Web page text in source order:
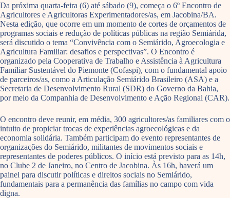
Da próxima quarta-feira (6) até sábado (9), começa o 6º Encontro de
Agricultores e Agricultoras Experimentadores/as, em Jacobina/BA.
Nesta edição, que ocorre em um momento de cortes de orçamentos de
programas sociais e redução de políticas públicas na região Semiárida,
será discutido o tema “Convivência com o Semiárido, Agroecologia e
Agricultura Familiar: desafios e perspectivas”. O Encontro é
organizado pela Cooperativa de Trabalho e Assistência à Agricultura
Familiar Sustentável do Piemonte (Cofaspi), com o fundamental apoio
de parceiros/as, como a Articulação Semiárido Brasileiro (ASA) e a
Secretaria de Desenvolvimento Rural (SDR) do Governo da Bahia,
por meio da Companhia de Desenvolvimento e Ação Regional (CAR).
O encontro deve reunir, em média, 300 agricultores/as familiares com o
intuito de propiciar trocas de experiências agroecológicas e da
economia solidária. Também participam do evento representantes de
organizações do Semiárido, militantes de movimentos sociais e
representantes de poderes públicos. O início está previsto para as 14h,
no Clube 2 de Janeiro, no Centro de Jacobina. Às 16h, haverá um
painel para discutir políticas e direitos sociais no Semiárido,
fundamentais para a permanência das famílias no campo com vida
digna.